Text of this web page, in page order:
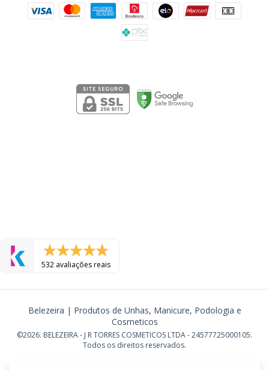
532 avaliações reais
Belezeira | Produtos de Unhas, Manicure, Podologia e
Cosmeticos
©2026. BELEZEIRA - J R TORRES COSMETICOS LTDA - 24577725000105.
Todos os direitos reservados.